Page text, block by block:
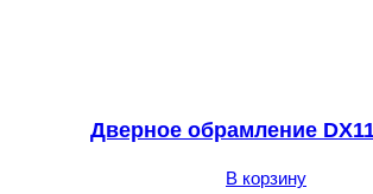
Дверное обрамление
В корзину